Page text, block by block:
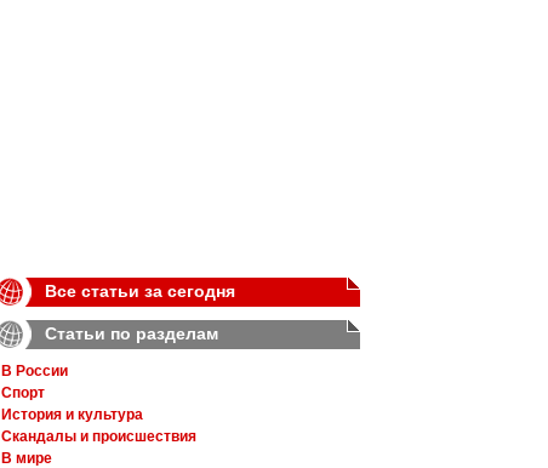
Все статьи за сегодня
Статьи по разделам
В России
Спорт
История и культура
Скандалы и происшествия
В мире